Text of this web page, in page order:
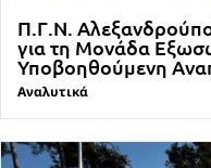
Π.Γ.Ν.
για τη Μονάδα
Υποβοηθούμενη
Αναλυτικά